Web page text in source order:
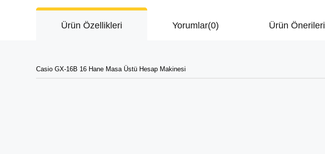
Ürün Özellikleri Yorumlar(0) Ürün Önerileri
Casio GX-16B 16 Hane Masa Üstü Hesap Makinesi